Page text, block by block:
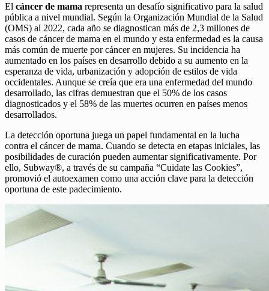
El cáncer de mama representa un desafío significativo para la salud
pública a nivel mundial. Según la Organización Mundial de la Salud
(OMS) al 2022, cada año se diagnostican más de 2,3 millones de
casos de cáncer de mama en el mundo y esta enfermedad es la causa
más común de muerte por cáncer en mujeres. Su incidencia ha
aumentado en los países en desarrollo debido a su aumento en la
esperanza de vida, urbanización y adopción de estilos de vida
occidentales. Aunque se creía que era una enfermedad del mundo
desarrollado, las cifras demuestran que el 50% de los casos
diagnosticados y el 58% de las muertes ocurren en países menos
desarrollados.
La detección oportuna juega un papel fundamental en la lucha
contra el cáncer de mama. Cuando se detecta en etapas iniciales, las
posibilidades de curación pueden aumentar significativamente. Por
ello, Subway®, a través de su campaña “Cuidate las Cookies”,
promovió el autoexamen como una acción clave para la detección
oportuna de este padecimiento.